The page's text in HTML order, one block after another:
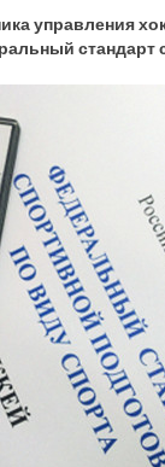
управления
стандарт